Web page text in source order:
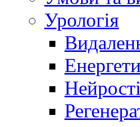
Урологія